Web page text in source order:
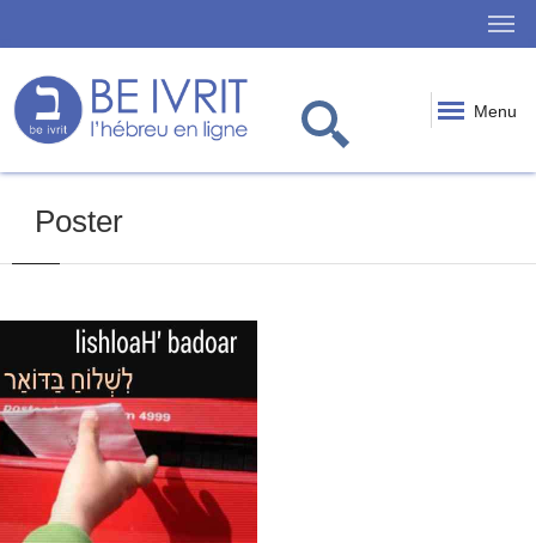
Menu
Poster